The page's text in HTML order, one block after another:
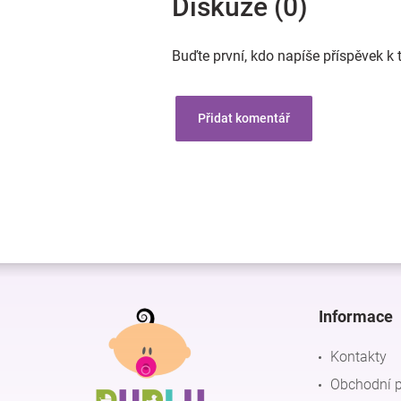
Diskuze (0)
Buďte první, kdo napíše příspěvek k
Přidat komentář
Z
Informace
Kontakty
Obchodní